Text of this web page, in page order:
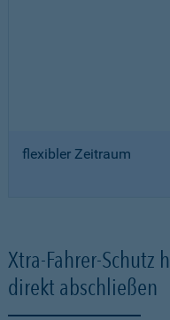
flexibler Zeitraum
Xtra-Fahrer-Schutz
direkt abschließen